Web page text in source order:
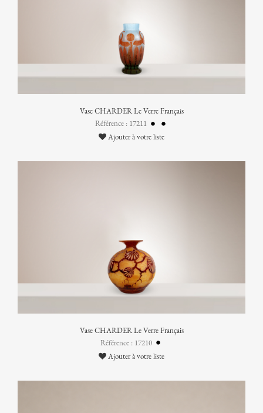
Vase CHARDER Le Verre Français
Référence : 17211
Ajouter à votre liste
Vase CHARDER Le Verre Français
Référence : 17210
Ajouter à votre liste